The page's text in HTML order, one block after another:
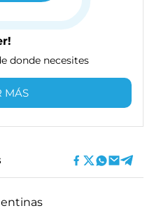
donde necesites
MÁS